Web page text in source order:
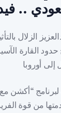
..
الزلال
القارة
لبرنامج “أكشن
من قوة